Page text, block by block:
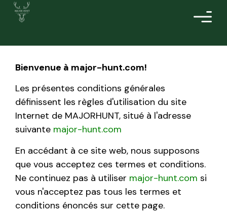
Bienvenue à major-hunt.com!
Les présentes conditions générales
définissent les règles d'utilisation du site
Internet de MAJORHUNT, situé à l'adresse
suivante major-hunt.com
En accédant à ce site web, nous supposons
que vous acceptez ces termes et conditions.
Ne continuez pas à utiliser major-hunt.com si
vous n'acceptez pas tous les termes et
conditions énoncés sur cette page.